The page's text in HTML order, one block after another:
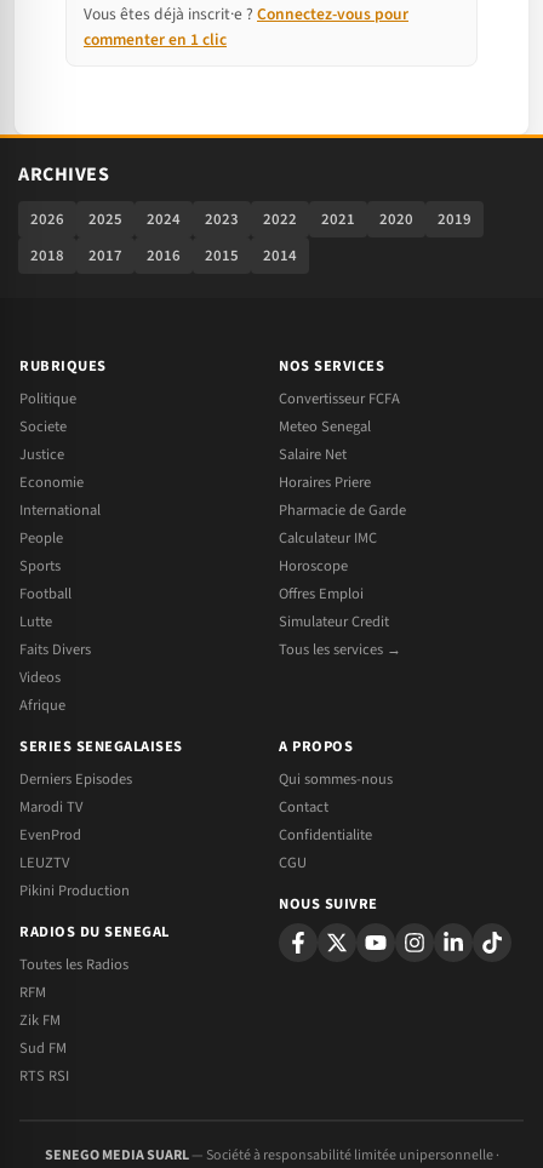
Vous êtes déjà inscrit·e ? Connectez-vous pour
commenter en 1 clic
ARCHIVES
2026 2025 2024 2023 2022 2021 2020
2019
2018
2017 2016 2015 2014
RUBRIQUES
Politique
Societe
Justice
Economie
International
People
Sports
Football
Lutte
Faits Divers
Videos
Afrique
NOS SERVICES
Convertisseur FCFA
Meteo Senegal
Salaire Net
Horaires Priere
Pharmacie de Garde
Calculateur IMC
Horoscope
Offres Emploi
Simulateur Credit
Tous les services →
SERIES SENEGALAISES
Derniers Episodes
Marodi TV
EvenProd
LEUZTV
Pikini Production
RADIOS DU SENEGAL
Toutes les Radios
RFM
Zik FM
Sud FM
RTS RSI
A PROPOS
Qui sommes-nous
Contact
Confidentialite
CGU
NOUS SUIVRE
SENEGO MEDIA SUARL— Société à responsabilité limitée unipersonnelle ·